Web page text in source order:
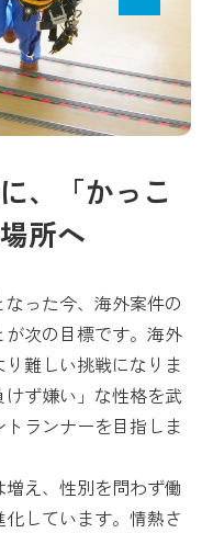
、「かっこ
所へ
った今、海外案件の
次の目標です。海外
難しい挑戦になりま
ず嫌い」な性格を武
ランナーを目指しま
え、性別を問わず働
しています。情熱さ